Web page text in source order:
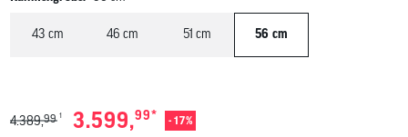
43 cm 46 cm 51 cm 56 cm
4.389,99 1 3.599,99* - 17%